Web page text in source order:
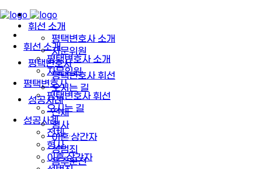
휘선 소개
평택변호사 소개
자문위원
평택변호사
평택변호사 휘선
오시는 길
성공사례
전체
형사
이혼·상간자
휘선 소개
평택변호사 소개
자문위원
평택변호사
평택변호사 휘선
오시는 길
성공사례
전체
형사
이혼·상간자
성범죄
음주운전